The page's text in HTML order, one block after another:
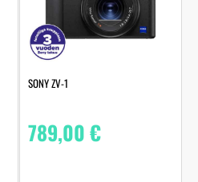
SONY ZV-1
789,00€